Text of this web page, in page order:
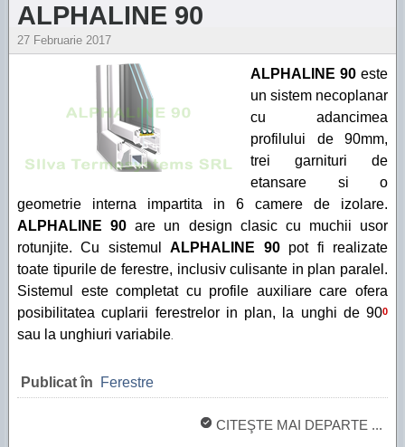
ALPHALINE 90
27 Februarie 2017
ALPHALINE 90 este
un sistem necoplanar
cu adancimea
profilului de 90mm,
trei garnituri de
etansare si o
geometrie interna impartita in 6 camere de izolare.
ALPHALINE 90are un design clasic cu muchii usor
rotunjite. Cu sistemulALPHALINE 90pot fi realizate
toate tipurile de ferestre, inclusiv culisante in plan paralel.
Sistemul este completat cu profile auxiliare care ofera
posibilitatea cuplarii ferestrelor in plan, la unghi de 900
sau la unghiuri variabile.
Publicat în Ferestre
CITEŞTE MAI DEPARTE ...